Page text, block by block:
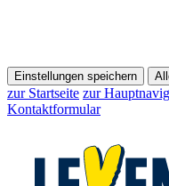
Einstellungen speichern
zur Startseite zur
Kontaktformular